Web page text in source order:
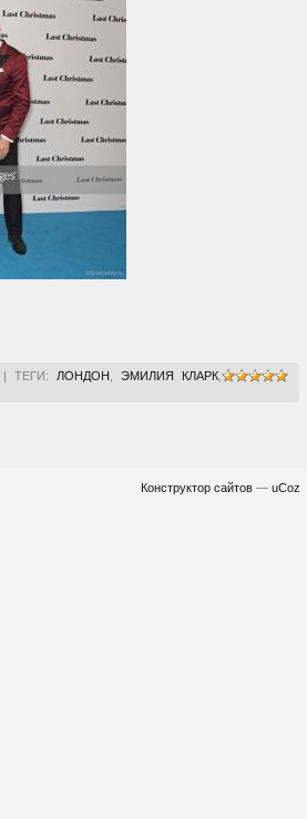
|ТЕГИ: ЛОНДОН ,ЭМИЛИЯ КЛАРК ,
Конструктор сайтов — uCoz